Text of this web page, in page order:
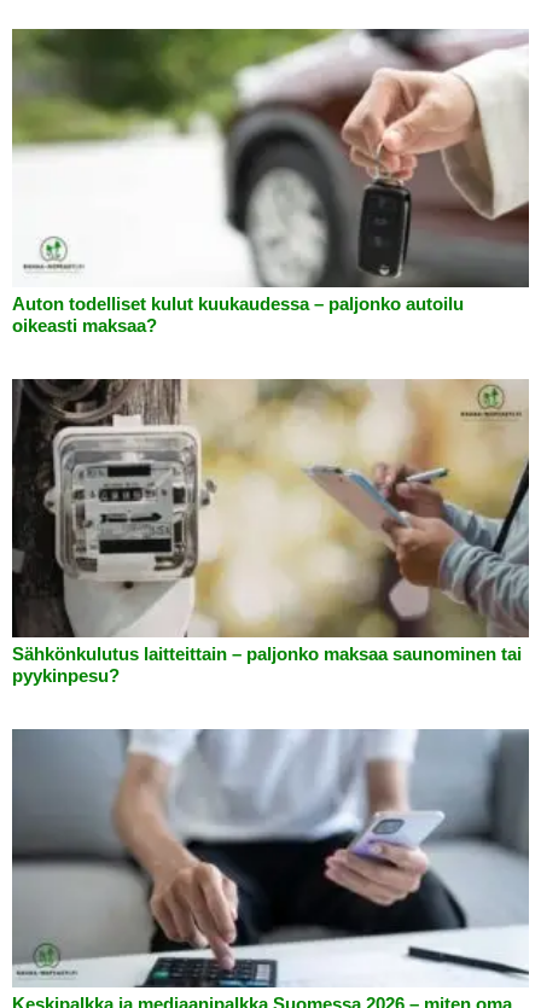
Auton todelliset kulut kuukaudessa – paljonko autoilu
oikeasti maksaa?
Sähkönkulutus laitteittain – paljonko maksaa saunominen tai
pyykinpesu?
Keskipalkka ja mediaanipalkka Suomessa 2026 – miten oma